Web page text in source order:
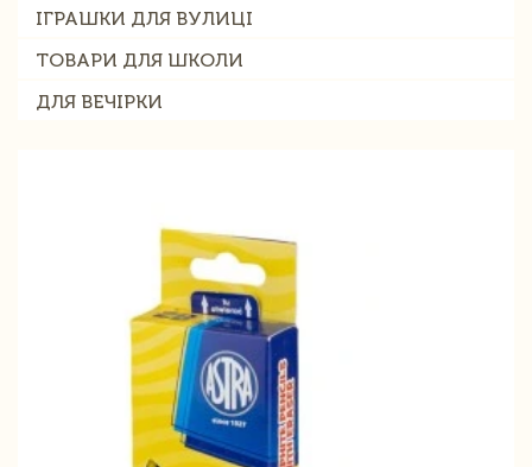
ІГРАШКИ ДЛЯ ВУЛИЦІ
ТОВАРИ ДЛЯ ШКОЛИ
ДЛЯ ВЕЧІРКИ